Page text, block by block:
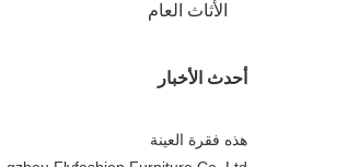
الأثاث العام
أحدث الأخبار
الأخبار 001 من XXXX XXXXXX XXXXX
لا تتردد في تعديل هذا النص لجعله
هذه فقرة العينة